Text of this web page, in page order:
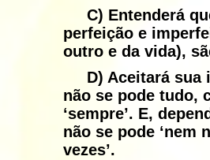
C) Entenderá
perfeição e
outro e da vida),
D) Aceitará sua
não se pode tudo,
‘sempre’. E,
não se pode ‘nem
vezes’.